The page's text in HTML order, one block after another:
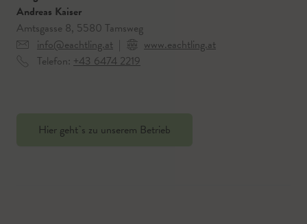
Andreas Kaiser
Amtsgasse 8, 5580 Tamsweg
info@eachtling.at |
www.eachtling.at
Telefon: +43 6474 2219
Hier geht`s zu unserem Betrieb